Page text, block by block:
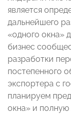
является
дальнейшего
«одного окна»
бизнес
разработки
постепенного
экспортера с
планируем
окна» и